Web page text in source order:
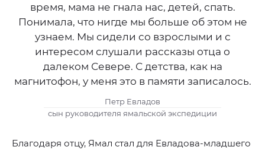
время, мама не гнала нас, детей, спать.
Понимала, что нигде мы больше об этом не
узнаем. Мы сидели со взрослыми и с
интересом слушали рассказы отца о
далеком Севере. С детства, как на
магнитофон, у меня это в памяти записалось.
Петр Евладов
сын руководителя ямальской экспедиции
Благодаря отцу, Ямал стал для Евладова-младшего